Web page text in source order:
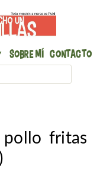
Sobre mí Contacto
pollo fritas